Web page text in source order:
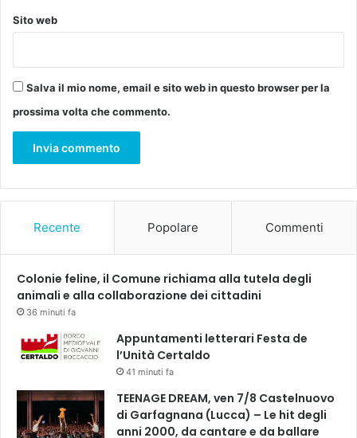
p
a
a
z
i
n
h
e
p
e
Sito web
Salva il mio nome, email e sito web in questo browser per la
prossima volta che commento.
Recente Popolare Commenti
Colonie feline, il Comune richiama alla tutela degli
animali e alla collaborazione dei cittadini
36 minuti fa
Appuntamenti letterari Festa de
l’Unità Certaldo
41 minuti fa
TEENAGE DREAM, ven 7/8 Castelnuovo
di Garfagnana (Lucca) – Le hit degli
anni 2000, da cantare e da ballare